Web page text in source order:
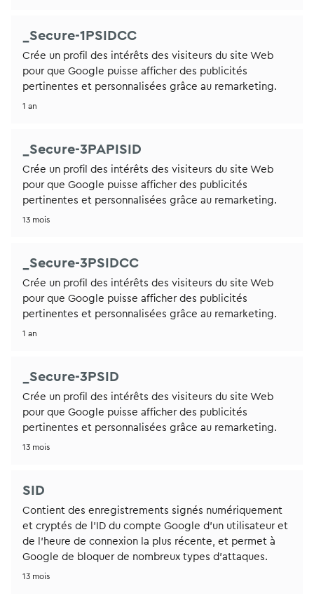
_Secure-1PSIDCC
Crée un profil des intérêts des visiteurs du site Web
pour que Google puisse afficher des publicités
pertinentes et personnalisées grâce au remarketing.
1 an
_Secure-3PAPISID
Crée un profil des intérêts des visiteurs du site Web
pour que Google puisse afficher des publicités
pertinentes et personnalisées grâce au remarketing.
13 mois
_Secure-3PSIDCC
Crée un profil des intérêts des visiteurs du site Web
pour que Google puisse afficher des publicités
pertinentes et personnalisées grâce au remarketing.
1 an
_Secure-3PSID
Crée un profil des intérêts des visiteurs du site Web
pour que Google puisse afficher des publicités
pertinentes et personnalisées grâce au remarketing.
13 mois
SID
Contient des enregistrements signés numériquement
et cryptés de l'ID du compte Google d'un utilisateur et
de l'heure de connexion la plus récente, et permet à
Google de bloquer de nombreux types d'attaques.
13 mois